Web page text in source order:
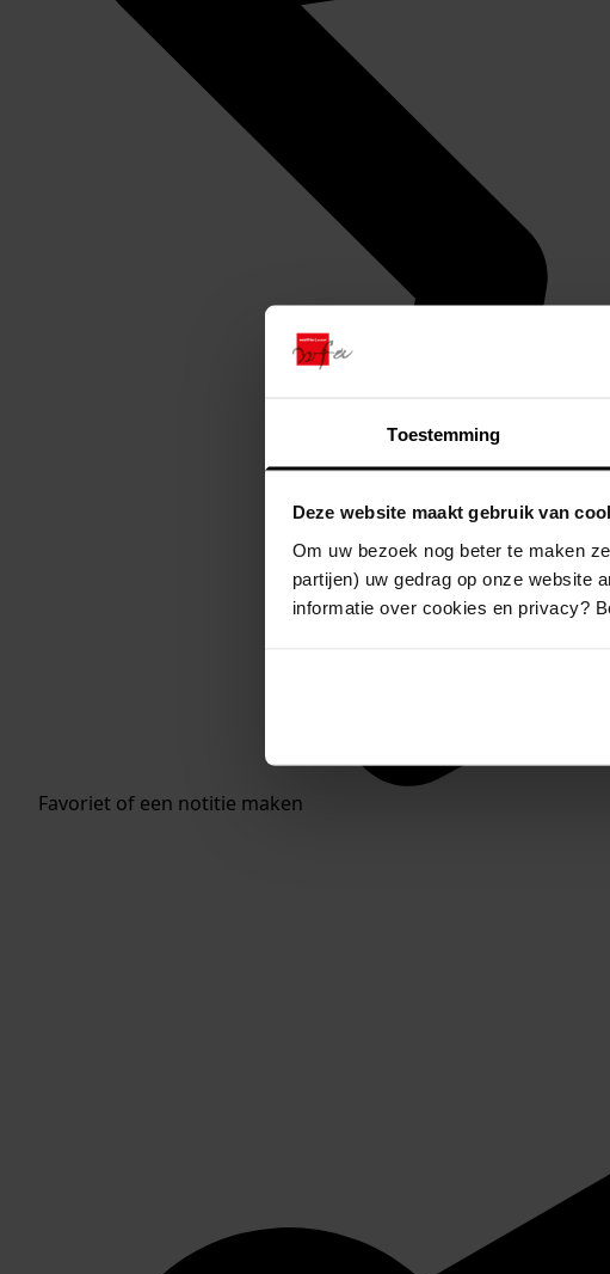
Toestemming
Deze website maakt gebruik van
Om uw bezoek nog beter te maken
partijen) uw gedrag op onze website
informatie over cookies en privacy?
Favoriet of een notitie maken